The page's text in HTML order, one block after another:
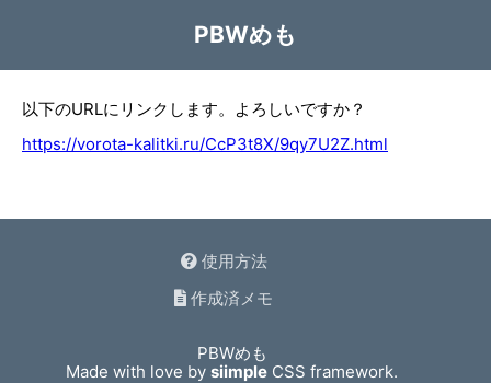
PBWめも
以下のURLにリンクします。よろしいですか？
https://vorota-kalitki.ru/CcP3t8X/9qy7U2Z.html
使用方法
作成済メモ
PBWめも
Made with love bysiimple CSS framework.